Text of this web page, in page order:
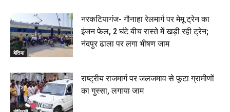
बेतिया
नरकटियागंज- गौनाहा रेलमार्ग पर मेमू ट्रेन का
इंजन फेल, 2 घंटे बीच रास्ते में खड़ी रही ट्रेन;
नंदपुर ढाला पर लगा भीषण जाम
राष्ट्रीय राजमार्ग पर जलजमाव से फूटा ग्रामीणों
का गुस्सा, लगाया जाम